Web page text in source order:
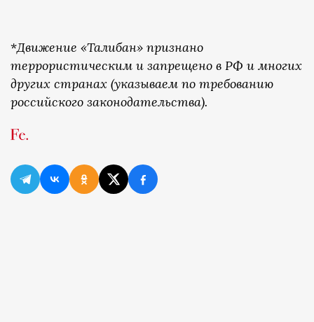
*Движение «Талибан» признано
террористическим и запрещено в РФ и многих
других странах (указываем по требованию
российского законодательства).